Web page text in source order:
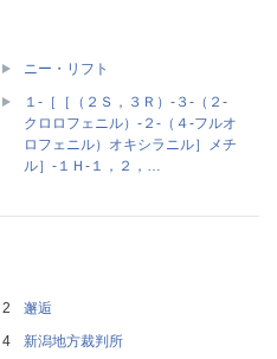
ニー・リフト
１‐［［（２Ｓ，３Ｒ）‐３‐（２‐
クロロフェニル）‐２‐（４‐フルオ
ロフェニル）オキシラニル］メチ
ル］‐１Ｈ‐１，２，…
邂逅
新潟地方裁判所